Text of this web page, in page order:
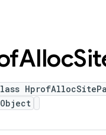
Alloc